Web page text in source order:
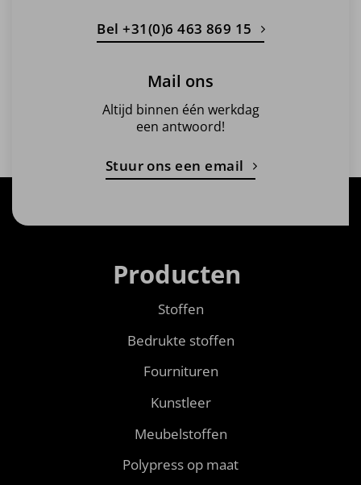
Bel +31(0)6 463 869 15
Mail ons
Altijd binnen één werkdag
een antwoord!
Stuur ons een email
Producten
Stoffen
Bedrukte stoffen
Fournituren
Kunstleer
Meubelstoffen
Polypress op maat